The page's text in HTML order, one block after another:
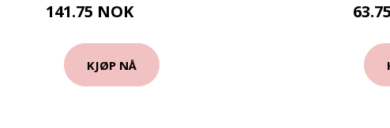
141.75 NOK
KJØP NÅ